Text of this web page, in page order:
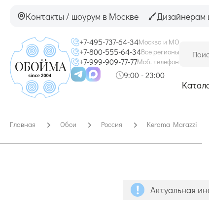
Контакты / шоурум в Москве Дизайнерам
+7-495-737-64-34Москва и МО
+7-800-555-64-34Все регионы
+7-999-909-77-77Моб. телефон
9:00 - 23:00
Главная Обои Россия Kerama Marazzi
Актуальная